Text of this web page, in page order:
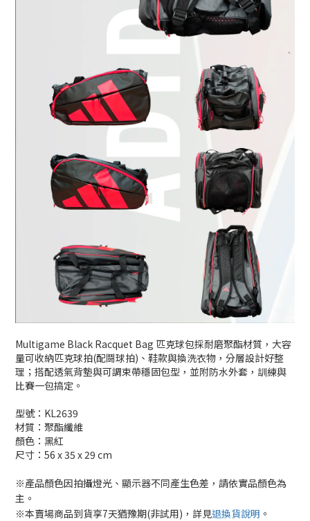
Multigame Black Racquet Bag 匹克球包採耐磨聚酯材質，大容
量可收納匹克球拍(配鬪球拍)、鞋款與換洗衣物，分層設計好整
理；搭配透氣背墊與可調束帶穩固包型，並附防水外套，訓練與
比賽一包搞定。
型號：KL2639
材質：聚酯纖維
顏色：黑紅
尺寸：56 x 35 x 29 cm
※產品顏色因拍攝燈光、顯示器不同產生色差，請依實品顏色為
主。
※本賣場商品到貨享7天猶豫期(非試用)，詳見退換貨說明 。